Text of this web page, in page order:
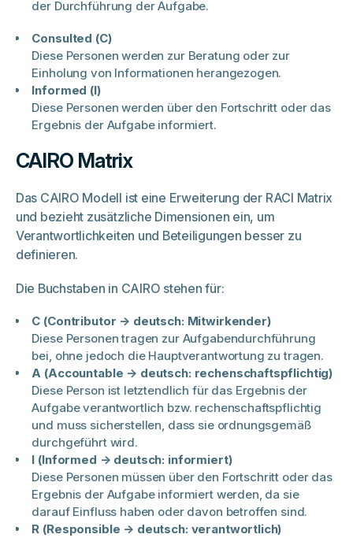
der Durchführung der Aufgabe.
Consulted (C)
Diese Personen werden zur Beratung oder zur
Einholung von Informationen herangezogen.
Informed (I)
Diese Personen werden über den Fortschritt oder das
Ergebnis der Aufgabe informiert.
CAIRO Matrix
Das CAIRO Modell ist eine Erweiterung der RACI Matrix
und bezieht zusätzliche Dimensionen ein, um
Verantwortlichkeiten und Beteiligungen besser zu
definieren.
Die Buchstaben in CAIRO stehen für:
C (Contributor → deutsch: Mitwirkender)
Diese Personen tragen zur Aufgabendurchführung
bei, ohne jedoch die Hauptverantwortung zu tragen.
A (Accountable → deutsch: rechenschaftspflichtig)
Diese Person ist letztendlich für das Ergebnis der
Aufgabe verantwortlich bzw. rechenschaftspflichtig
und muss sicherstellen, dass sie ordnungsgemäß
durchgeführt wird.
I (Informed → deutsch: informiert)
Diese Personen müssen über den Fortschritt oder das
Ergebnis der Aufgabe informiert werden, da sie
darauf Einfluss haben oder davon betroffen sind.
R (Responsible → deutsch: verantwortlich)